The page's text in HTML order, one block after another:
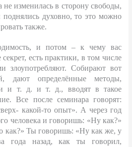
не изменилась в сторону свободы,
духовно, то это можно
также.
и потом – к чему вас
есть практики, в том числе
злоупотребляют. Собирают вот
дают определённые методы,
и т. д. и т. д., вводят в такое
Все после семинара говорят:
какой-то опыт». А через год
человека и говоришь: «Ну как?»
как?» Ты говоришь: «Ну как же, у
года назад, как ты говорил,